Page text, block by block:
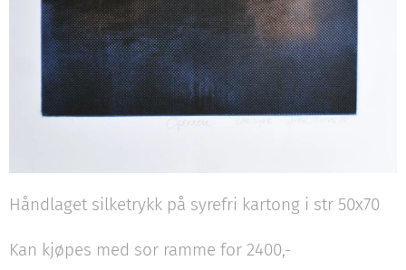
Håndlaget silketrykk på syrefri kartong i str 50x70
Kan kjøpes med sor ramme for 2400,-